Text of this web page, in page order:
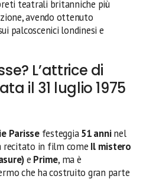
teatrali britanniche più
avendo ottenuto
palcoscenici londinesi e
L’attrice di
il 31 luglio 1975
Parissefesteggia51 anninel
recitato in film come Il mistero
e Prime, ma è
che ha costruito gran parte